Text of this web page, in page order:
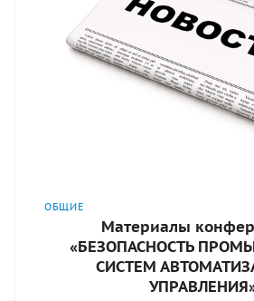
ОБЩИЕ
Материалы
«БЕЗОПАСНОСТЬ
СИСТЕМ